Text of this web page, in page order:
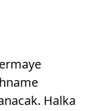
Halka